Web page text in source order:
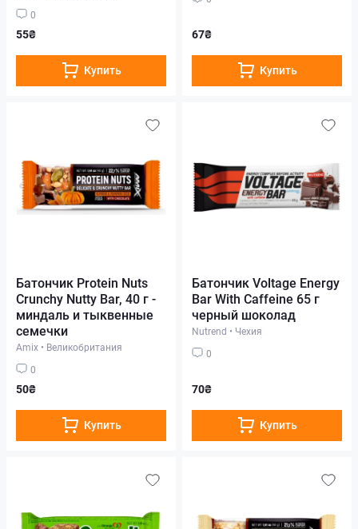
0
55₴
Купить
67₴
Купить
Батончик Protein Nuts
Crunchy Nutty Bar, 40 г -
миндаль и тыквенные
семечки
Amix • Великобритания
0
50₴
Купить
Батончик Voltage Energy
Bar With Caffeine 65 г
черный шоколад
Nutrend • Чехия
0
70₴
Купить